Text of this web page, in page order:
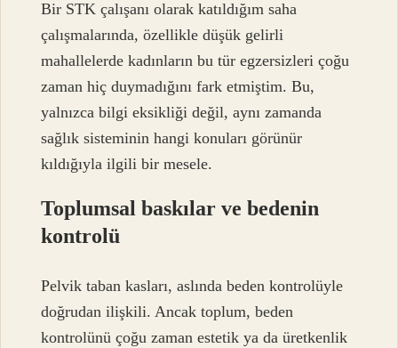
Bir STK çalışanı olarak katıldığım saha
çalışmalarında, özellikle düşük gelirli
mahallelerde kadınların bu tür egzersizleri çoğu
zaman hiç duymadığını fark etmiştim. Bu,
yalnızca bilgi eksikliği değil, aynı zamanda
sağlık sisteminin hangi konuları görünür
kıldığıyla ilgili bir mesele.
Toplumsal baskılar ve bedenin
kontrolü
Pelvik taban kasları, aslında beden kontrolüyle
doğrudan ilişkili. Ancak toplum, beden
kontrolünü çoğu zaman estetik ya da üretkenlik